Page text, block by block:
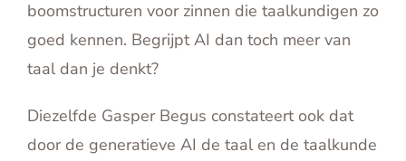
boomstructuren voor zinnen die taalkundigen zo
goed kennen. Begrijpt AI dan toch meer van
taal dan je denkt?
Diezelfde Gasper Begus constateert ook dat
door de generatieve AI de taal en de taalkunde